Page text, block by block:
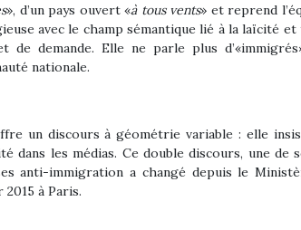
», d’un pays ouvert «à tous vents» et reprend
avec le champ sémantique lié à la laïcité
demande. Elle ne parle plus
nationale.
un discours à géométrie variable : elle
dans les médias. Ce double discours, une
anti-immigration a changé depuis le
à Paris.